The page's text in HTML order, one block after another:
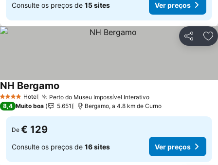
Consulte os preços de 15 sites Ver preços
Partilhar
4 EstrelasHotel Perto do Museu Impossível Interativo
NH Bergamo
8,4 Muito boa 5.651 Bergamo, a 4.8 km de Curno
De € 129
Consulte os preços de 16 sites Ver preços